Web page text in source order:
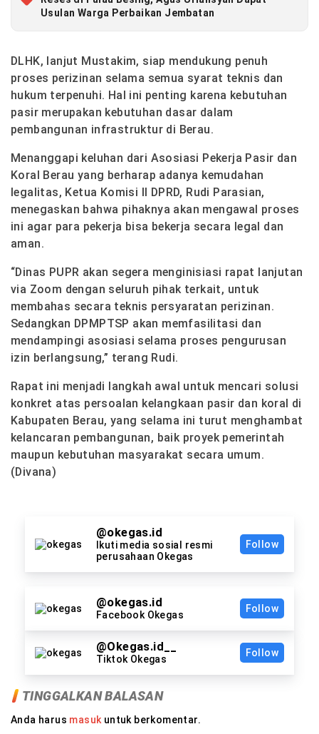
Usulan Warga Perbaikan Jembatan
DLHK, lanjut Mustakim, siap mendukung penuh
proses perizinan selama semua syarat teknis dan
hukum terpenuhi. Hal ini penting karena kebutuhan
pasir merupakan kebutuhan dasar dalam
pembangunan infrastruktur di Berau.
Menanggapi keluhan dari Asosiasi Pekerja Pasir dan
Koral Berau yang berharap adanya kemudahan
legalitas, Ketua Komisi II DPRD, Rudi Parasian,
menegaskan bahwa pihaknya akan mengawal proses
ini agar para pekerja bisa bekerja secara legal dan
aman.
“Dinas PUPR akan segera menginisiasi rapat lanjutan
via Zoom dengan seluruh pihak terkait, untuk
membahas secara teknis persyaratan perizinan.
Sedangkan DPMPTSP akan memfasilitasi dan
mendampingi asosiasi selama proses pengurusan
izin berlangsung,” terang Rudi.
Rapat ini menjadi langkah awal untuk mencari solusi
konkret atas persoalan kelangkaan pasir dan koral di
Kabupaten Berau, yang selama ini turut menghambat
kelancaran pembangunan, baik proyek pemerintah
maupun kebutuhan masyarakat secara umum.
(Divana)
@okegas.id
Ikuti media sosial resmi
perusahaan Okegas
Follow
@okegas.id
Facebook Okegas
Follow
@Okegas.id__
Tiktok Okegas
Follow
TINGGALKAN BALASAN
Anda harus masuk untuk berkomentar.